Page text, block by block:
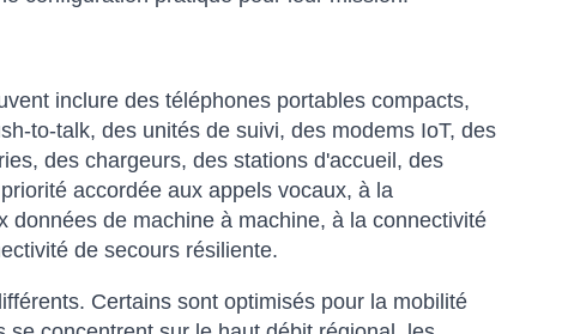
inclure des téléphones portables compacts,
to-talk, des unités de suivi, des modems IoT, des
des chargeurs, des stations d'accueil, des
accordée aux appels vocaux, à la
de machine à machine, à la connectivité
de secours résiliente.
Certains sont optimisés pour la mobilité